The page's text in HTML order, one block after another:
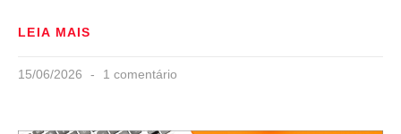
LEIA MAIS
15/06/2026 1 comentário